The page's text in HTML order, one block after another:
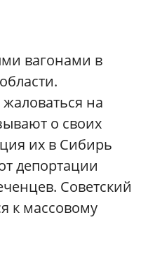
вагонами в
на
о своих
их в Сибирь
депортации
Советский
к массовому